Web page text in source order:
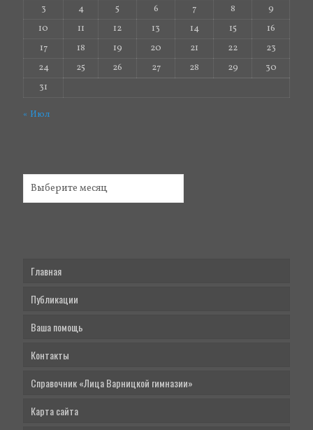
3
4 5 6 7 8
9
10
11 12 13 14 15
16
17
18 19 20 21 22
23
24
25 26 27 28 29
30
31
« Июл
Главная
Публикации
Ваша помощь
Контакты
Справочник «Лица Варницкой гимназии»
Карта сайта